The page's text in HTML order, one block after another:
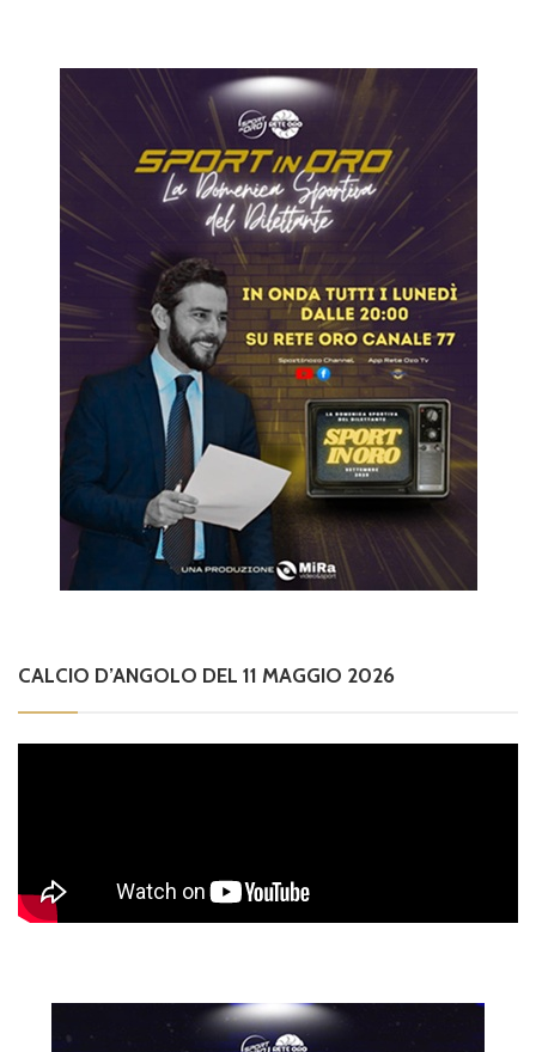
CALCIO D’ANGOLO DEL 11 MAGGIO 2026